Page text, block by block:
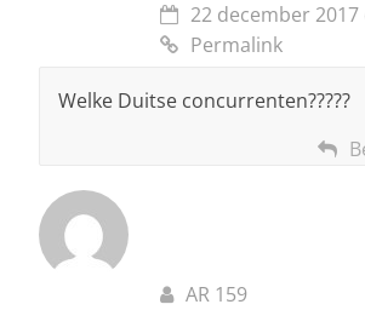
22 december 2017
Permalink
Welke Duitse concurrenten?????
AR 159